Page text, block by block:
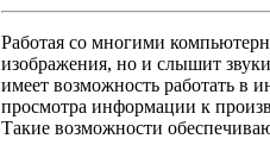
Работая со многими
изображения, но и слышит
имеет возможность работать в
просмотра информации к
Такие возможности